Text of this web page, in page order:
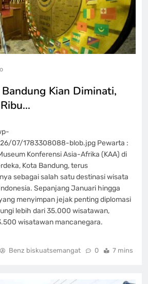
Kian Diminati,
07/1783308088-blob.jpg Pewarta :
Konferensi Asia-Afrika (KAA) di
Kota Bandung, terus
sebagai salah satu destinasi wisata
Sepanjang Januari hingga
menyimpan jejak penting diplomasi
lebih dari 35.000 wisatawan,
wisatawan mancanegara.
Benz biskuatsemangat 0 7 mins